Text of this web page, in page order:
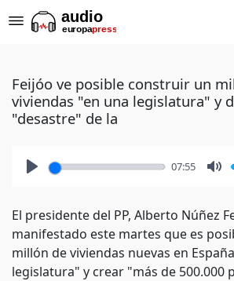
Feijóo ve posible construir un
viviendas "en una legislatura" y
"desastre" de la
07:55
El presidente del PP, Alberto Núñez
manifestado este martes que es
millón de viviendas nuevas en
legislatura" y crear "más de 500.000